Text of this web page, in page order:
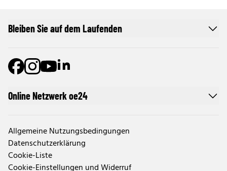
Online Netzwerk oe24
Allgemeine Nutzungsbedingungen
Datenschutzerklärung
Cookie-Liste
Cookie-Einstellungen und Widerruf
Bleiben Sie auf dem Laufenden